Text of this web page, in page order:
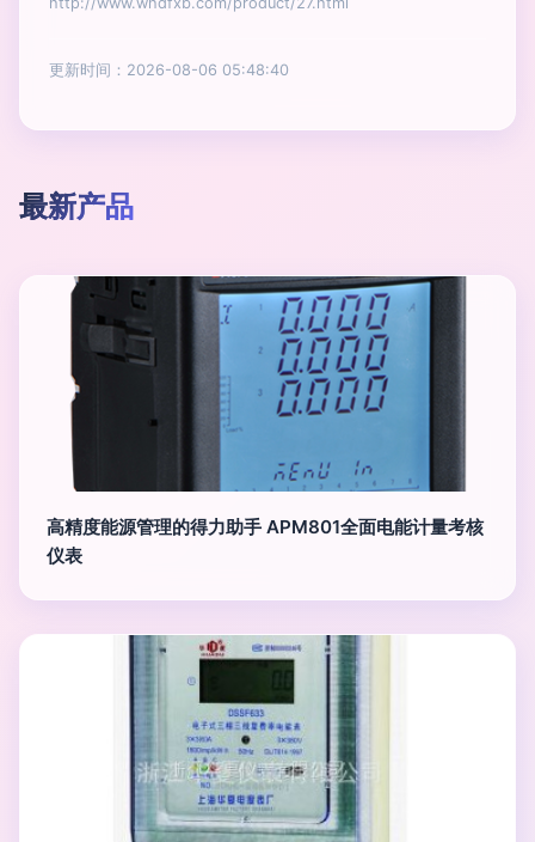
更新时间：2026-08-06 05:48:40
最新产品
高精度能源管理的得力助手 APM801全面电能计量考核
仪表